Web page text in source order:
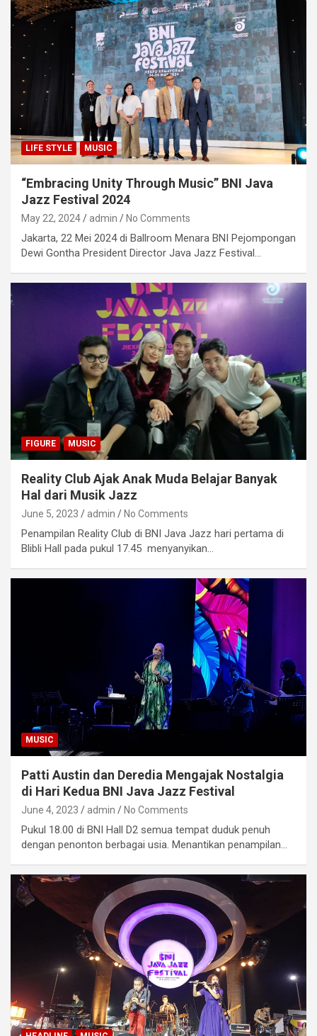
LIFE STYLE MUSIC
“Embracing Unity Through Music” BNI Java
Jazz Festival 2024
May 22, 2024 admin No Comments
Jakarta, 22 Mei 2024 di Ballroom Menara BNI Pejompongan
Dewi Gontha President Director Java Jazz Festival…
FIGURE MUSIC
Reality Club Ajak Anak Muda Belajar Banyak
Hal dari Musik Jazz
June 5, 2023 admin No Comments
Penampilan Reality Club di BNI Java Jazz hari pertama di
Blibli Hall pada pukul 17.45 menyanyikan…
MUSIC
Patti Austin dan Deredia Mengajak Nostalgia
di Hari Kedua BNI Java Jazz Festival
June 4, 2023 admin No Comments
Pukul 18.00 di BNI Hall D2 semua tempat duduk penuh
dengan penonton berbagai usia. Menantikan penampilan…